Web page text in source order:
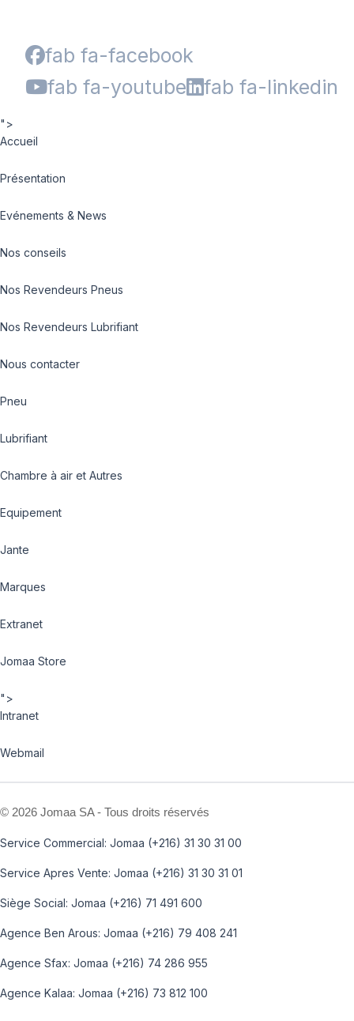
fab fa-facebook
fab fa-youtube
fab fa-linkedin
">
Accueil
Présentation
Evénements & News
Nos conseils
Nos Revendeurs Pneus
Nos Revendeurs Lubrifiant
Nous contacter
Pneu
Lubrifiant
Chambre à air et Autres
Equipement
Jante
Marques
Extranet
Jomaa Store
">
Intranet
Webmail
© 2026 Jomaa SA - Tous droits réservés
Service Commercial: Jomaa (+216) 31 30 31 00
Service Apres Vente: Jomaa (+216) 31 30 31 01
Siège Social: Jomaa (+216) 71 491 600
Agence Ben Arous: Jomaa (+216) 79 408 241
Agence Sfax: Jomaa (+216) 74 286 955
Agence Kalaa: Jomaa (+216) 73 812 100